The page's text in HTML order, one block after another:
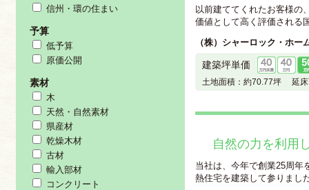
以前建ててくれたお客様の
価値として高く評価される
（株）シャーロック・ホー
建築坪単価
土地面積： 約70.77坪 延床
自然の力を利用
当社は、今年で創業25周年
熱住宅を建築して参りまし
信州・環の住まい
予算
低予算
原価公開
素材
木
天然・自然素材
県産材
乾燥木材
古材
輸入部材
コンクリート